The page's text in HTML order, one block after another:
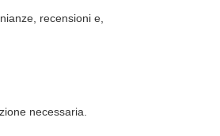
recensioni e,
necessaria.